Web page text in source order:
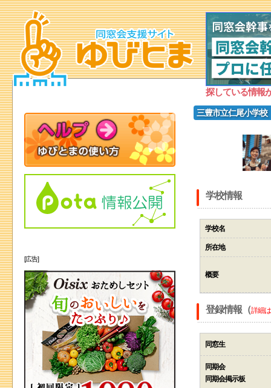
探している情報
三豊市立仁尾小学校
学校情報
学校名
所在地
概要
登録情報（詳細
同窓生
同期会
同期会掲示板
[広告]